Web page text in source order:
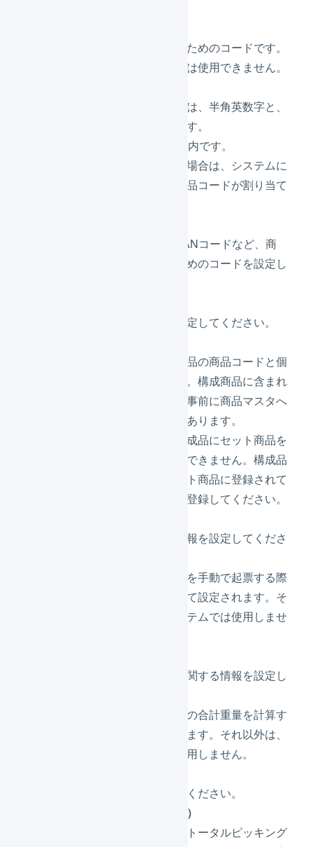
商品を特定するためのコードです。
同じ商品コードは使用できません。
使用できる文字は、半角英数字と、
ハイフンのみです。
長さは30文字以内です。
空白で登録した場合は、システムに
より自動的に商品コードが割り当て
JANコード、EANコードなど、商
品を識別するためのコードを設定し
商品の型番を設定してください。
構成する通常商品の商品コードと個
数を入力します。構成商品に含まれ
る通常商品は、事前に商品マスタへ
登録する必要があります。
セット商品の構成品にセット商品を
使用することはできません。構成品
に加えたいセット商品に登録されて
いる通常商品を登録してください。
価格に関する情報を設定してくださ
価格は受注伝票を手動で起票する際
に、初期値として設定されます。そ
れ以外は、システムでは使用しませ
サイズ、重量に関する情報を設定し
重さは出荷伝票の合計重量を計算す
る際に使用されます。それ以外は、
システムでは使用しません。
自由に設定してください。
数量単位（必須）
在庫数の表示やトータルピッキング